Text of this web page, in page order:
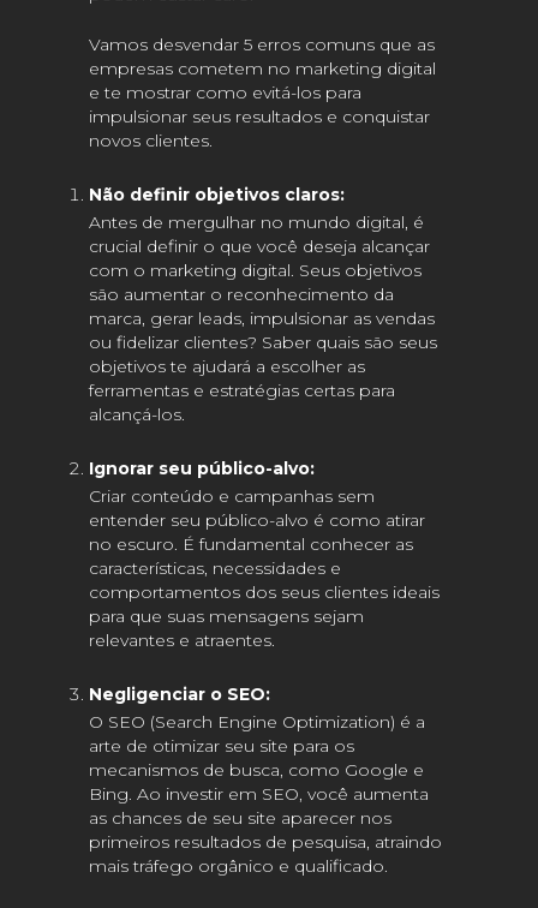
Vamos desvendar 5 erros comuns que as
empresas cometem no marketing digital
e te mostrar como evitá-los para
impulsionar seus resultados e conquistar
novos clientes.
Não definir objetivos claros:
Antes de mergulhar no mundo digital, é
crucial definir o que você deseja alcançar
com o marketing digital. Seus objetivos
são aumentar o reconhecimento da
marca, gerar leads, impulsionar as vendas
ou fidelizar clientes? Saber quais são seus
objetivos te ajudará a escolher as
ferramentas e estratégias certas para
alcançá-los.
Ignorar seu público-alvo:
Criar conteúdo e campanhas sem
entender seu público-alvo é como atirar
no escuro. É fundamental conhecer as
características, necessidades e
comportamentos dos seus clientes ideais
para que suas mensagens sejam
relevantes e atraentes.
Negligenciar o SEO:
O SEO (Search Engine Optimization) é a
arte de otimizar seu site para os
mecanismos de busca, como Google e
Bing. Ao investir em SEO, você aumenta
as chances de seu site aparecer nos
primeiros resultados de pesquisa, atraindo
mais tráfego orgânico e qualificado.